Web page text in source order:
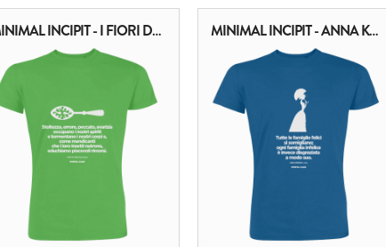
MINIMAL INCIPIT - I FIORI DEL MALE MINIMAL INCIPIT - ANNA KARENINA